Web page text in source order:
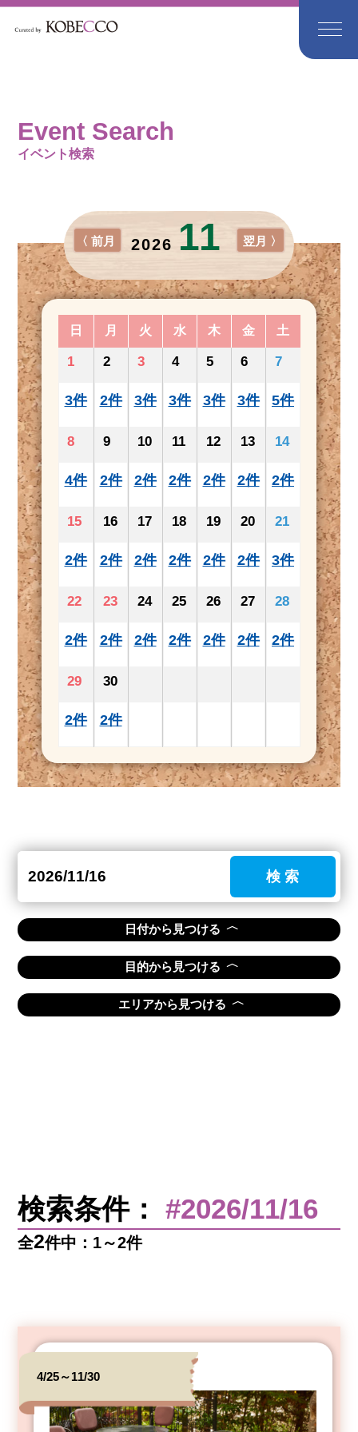
Event Search
イベント検索
2026 11
〈 前月 翌月 〉
日 月 火 水 木 金 土
1
3件
2
2件
3
3件
4
3件
5
3件
6
3件
7
5件
8
4件
9
2件
10
2件
11
2件
12
2件
13
2件
14
2件
15
2件
16
2件
17
2件
18
2件
19
2件
20
2件
21
3件
22
2件
23
2件
24
2件
25
2件
26
2件
27
2件
28
2件
29
2件
30
2件
検 索
日付から見つける 〈
目的から見つける 〈
エリアから見つける 〈
検索条件：#2026/11/16
全2件中：1～2件
4/25～11/30